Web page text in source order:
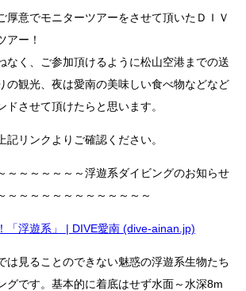
厚意でモニターツアーをさせて頂いたＤＩＶ
アー！
なく、ご参加頂けるように松山空港までの送
の観光、夜は愛南の美味しい食べ物などなど
ドさせて頂けたらと思います。
記リンクよりご確認ください。
～～～～～～～浮遊系ダイビングのお知らせ
～～～～～～～～～～～～～
「浮遊系」 | DIVE愛南 (dive-ainan.jp)
は見ることのできない魅惑の浮遊系生物たち
グです。基本的に着底はせず水面～水深8m